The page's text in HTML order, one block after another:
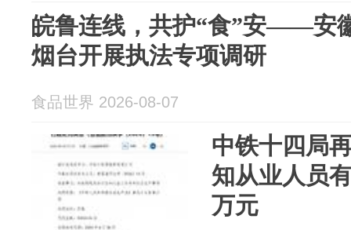
皖鲁连线，共护“食”安——安
烟台开展执法专项调研
食品世界 2026-08-07
中铁十四局
知从业人员
万元